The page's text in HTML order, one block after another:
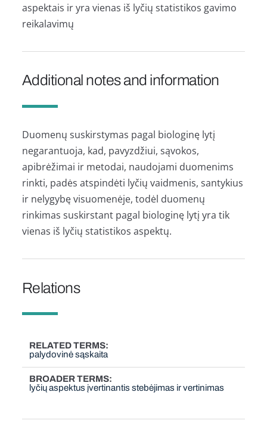
aspektais ir yra vienas iš lyčių statistikos gavimo
reikalavimų
Additional notes and information
Duomenų suskirstymas pagal biologinę lytį
negarantuoja, kad, pavyzdžiui, sąvokos,
apibrėžimai ir metodai, naudojami duomenims
rinkti, padės atspindėti lyčių vaidmenis, santykius
ir nelygybę visuomenėje, todėl duomenų
rinkimas suskirstant pagal biologinę lytį yra tik
vienas iš lyčių statistikos aspektų.
Relations
RELATED TERMS
palydovinė sąskaita
BROADER TERMS
lyčių aspektus įvertinantis stebėjimas ir vertinimas